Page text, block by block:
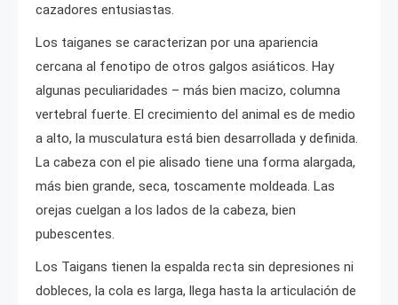
cazadores entusiastas.
Los taiganes se caracterizan por una apariencia
cercana al fenotipo de otros galgos asiáticos. Hay
algunas peculiaridades – más bien macizo, columna
vertebral fuerte. El crecimiento del animal es de medio
a alto, la musculatura está bien desarrollada y definida.
La cabeza con el pie alisado tiene una forma alargada,
más bien grande, seca, toscamente moldeada. Las
orejas cuelgan a los lados de la cabeza, bien
pubescentes.
Los Taigans tienen la espalda recta sin depresiones ni
dobleces, la cola es larga, llega hasta la articulación de